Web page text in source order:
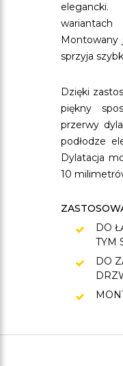
Montowany
sprzyja
Dzięki
piękny
przerwy
podłodze
Dylatacja
10
DO
TYM
DO